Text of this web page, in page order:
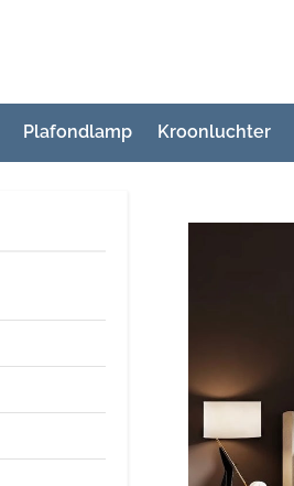
Plafondlamp Kroonluchter